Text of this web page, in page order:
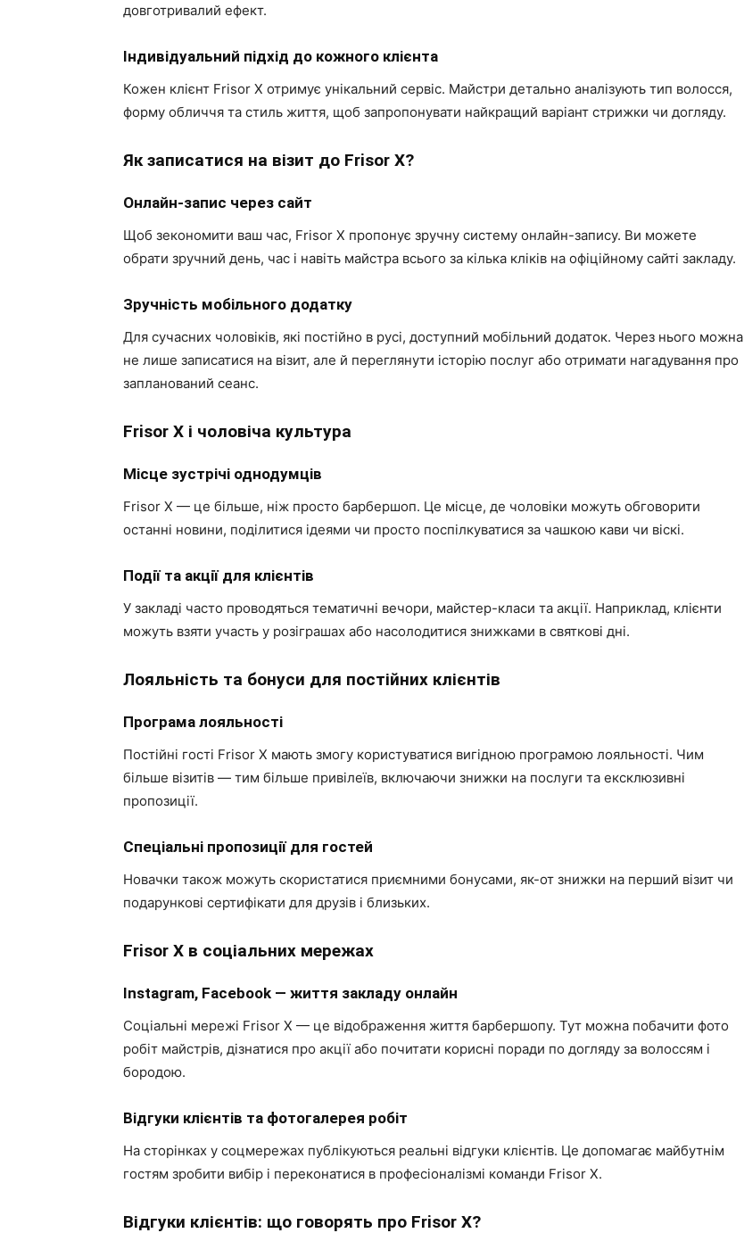
довготривалий ефект.
Індивідуальний підхід до кожного клієнта
Кожен клієнт Frisor X отримує унікальний сервіс. Майстри детально аналізують тип волосся,
форму обличчя та стиль життя, щоб запропонувати найкращий варіант стрижки чи догляду.
Як записатися на візит до Frisor X?
Онлайн-запис через сайт
Щоб зекономити ваш час, Frisor X пропонує зручну систему онлайн-запису. Ви можете
обрати зручний день, час і навіть майстра всього за кілька кліків на офіційному сайті закладу.
Зручність мобільного додатку
Для сучасних чоловіків, які постійно в русі, доступний мобільний додаток. Через нього можна
не лише записатися на візит, але й переглянути історію послуг або отримати нагадування про
запланований сеанс.
Frisor X і чоловіча культура
Місце зустрічі однодумців
Frisor X — це більше, ніж просто барбершоп. Це місце, де чоловіки можуть обговорити
останні новини, поділитися ідеями чи просто поспілкуватися за чашкою кави чи віскі.
Події та акції для клієнтів
У закладі часто проводяться тематичні вечори, майстер-класи та акції. Наприклад, клієнти
можуть взяти участь у розіграшах або насолодитися знижками в святкові дні.
Лояльність та бонуси для постійних клієнтів
Програма лояльності
Постійні гості Frisor X мають змогу користуватися вигідною програмою лояльності. Чим
більше візитів — тим більше привілеїв, включаючи знижки на послуги та ексклюзивні
пропозиції.
Спеціальні пропозиції для гостей
Новачки також можуть скористатися приємними бонусами, як-от знижки на перший візит чи
подарункові сертифікати для друзів і близьких.
Frisor X в соціальних мережах
Instagram, Facebook — життя закладу онлайн
Соціальні мережі Frisor X — це відображення життя барбершопу. Тут можна побачити фото
робіт майстрів, дізнатися про акції або почитати корисні поради по догляду за волоссям і
бородою.
Відгуки клієнтів та фотогалерея робіт
На сторінках у соцмережах публікуються реальні відгуки клієнтів. Це допомагає майбутнім
гостям зробити вибір і переконатися в професіоналізмі команди Frisor X.
Відгуки клієнтів: що говорять про Frisor X?